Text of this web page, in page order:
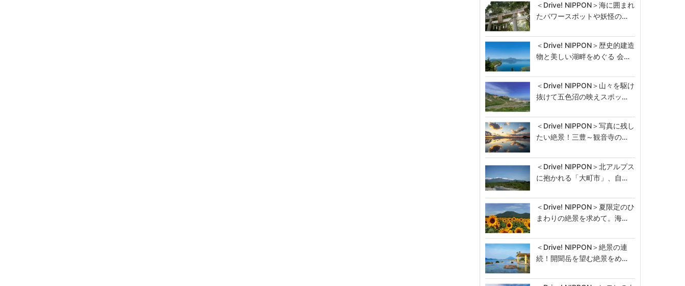
＜Drive! NIPPON＞海に囲まれ
たパワースポットや妖怪の…
＜Drive! NIPPON＞歴史的建造
物と美しい湖畔をめぐる 会…
＜Drive! NIPPON＞山々を駆け
抜けて五色沼の映えスポッ…
＜Drive! NIPPON＞写真に残し
たい絶景！三豊～観音寺の…
＜Drive! NIPPON＞北アルプス
に抱かれる「大町市」、自…
＜Drive! NIPPON＞夏限定のひ
まわりの絶景を求めて。海…
＜Drive! NIPPON＞絶景の連
続！開聞岳を望む絶景をめ…